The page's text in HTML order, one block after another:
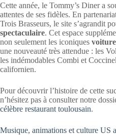
Cette année, le Tommy’s Diner a
attentes de ses fidèles. En
Trois Brasseurs, le site s’agrandit
spectaculaire. Cet espace
non seulement les iconiques
une nouveauté très attendue : les
les indémodables Combi et
californien.
Pour découvrir l’histoire de cette
n’hésitez pas à consulter notre
célèbre restaurant toulousain.
Musique, animations et culture US